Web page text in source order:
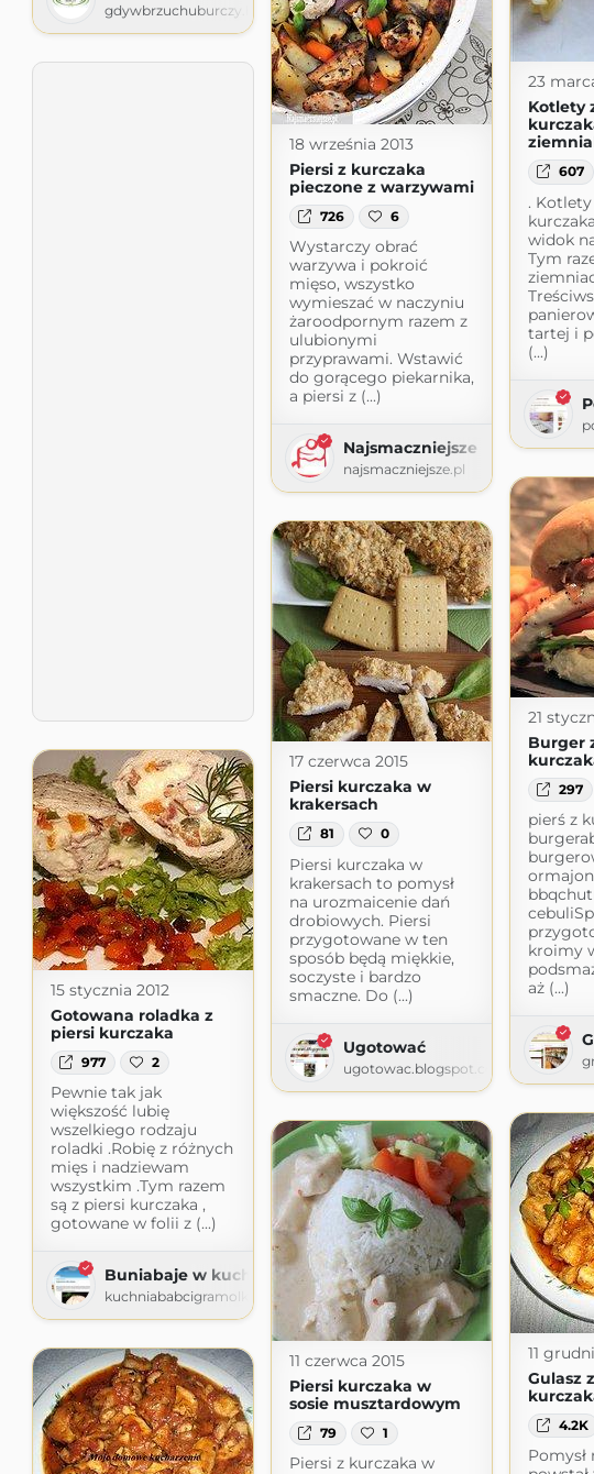
gdywbrzuchuburczy.blogspot.com
23
Kotlety
607
.
widok
Tym
tartej i
(...)
18 września 2013
Piersi z kurczaka
pieczone z warzywami
726 6
Wystarczy obrać
warzywa i pokroić
mięso, wszystko
wymieszać w naczyniu
żaroodpornym razem z
ulubionymi
przyprawami. Wstawić
do gorącego piekarnika,
a piersi z (...)
Najsmaczniejsze
najsmaczniejsze.pl
21
Burger
297
pierś z
kroimy
aż (...)
17 czerwca 2015
Piersi kurczaka w
krakersach
81 0
Piersi kurczaka w
krakersach to pomysł
na urozmaicenie dań
drobiowych. Piersi
przygotowane w ten
sposób będą miękkie,
soczyste i bardzo
smaczne. Do (...)
Ugotować
ugotowac.blogspot.com
15 stycznia 2012
Gotowana roladka z
piersi kurczaka
977 2
Pewnie tak jak
większość lubię
wszelkiego rodzaju
roladki .Robię z różnych
mięs i nadziewam
wszystkim .Tym razem
są z piersi kurczaka ,
gotowane w folii z (...)
Buniabaje w kuchni
kuchniababcigramolki-buni.blogspot.com
11
Gulasz
4.2K
Pomysł
11 czerwca 2015
Piersi kurczaka w
sosie musztardowym
79 1
Piersi z kurczaka w